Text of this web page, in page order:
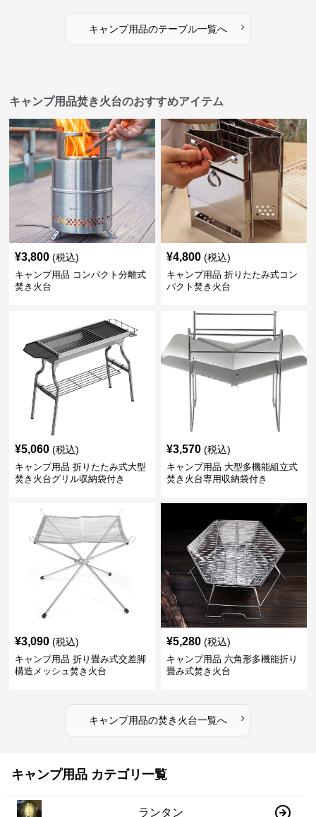
キャンプ用品のテーブル一覧へ ›
キャンプ用品焚き火台のおすすめアイテム
¥3,800 (税込)
キャンプ用品 コンパクト分離式
焚き火台
¥4,800 (税込)
キャンプ用品 折りたたみ式コン
パクト焚き火台
¥5,060 (税込)
キャンプ用品 折りたたみ式大型
焚き火台グリル収納袋付き
¥3,570 (税込)
キャンプ用品 大型多機能組立式
焚き火台専用収納袋付き
¥3,090 (税込)
キャンプ用品 折り畳み式交差脚
構造メッシュ焚き火台
¥5,280 (税込)
キャンプ用品 六角形多機能折り
畳み式焚き火台
キャンプ用品の焚き火台一覧へ ›
キャンプ用品 カテゴリ一覧
ランタン